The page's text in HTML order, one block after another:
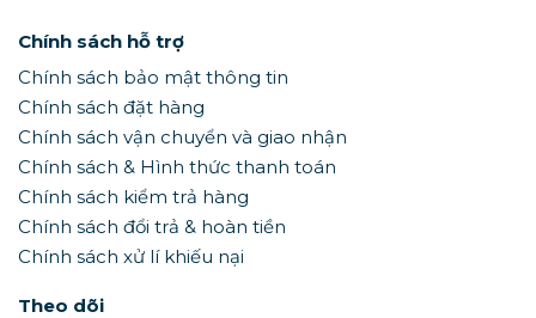
Chính sách hỗ trợ
Chính sách bảo mật thông tin
Chính sách đặt hàng
Chính sách vận chuyển và giao nhận
Chính sách & Hình thức thanh toán
Chính sách kiểm trả hàng
Chính sách đổi trả & hoàn tiền
Chính sách xử lí khiếu nại
Theo dõi